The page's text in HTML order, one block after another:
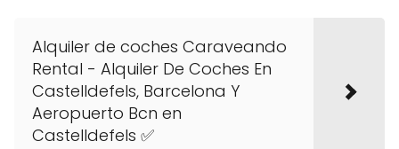
Alquiler de coches Caraveando
Rental - Alquiler De Coches En
Castelldefels, Barcelona Y
Aeropuerto Bcn en
Castelldefels ✅